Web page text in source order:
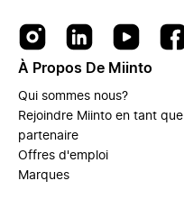
À Propos De Miinto
Qui sommes nous?
Rejoindre Miinto en tant que
partenaire
Offres d'emploi
Marques